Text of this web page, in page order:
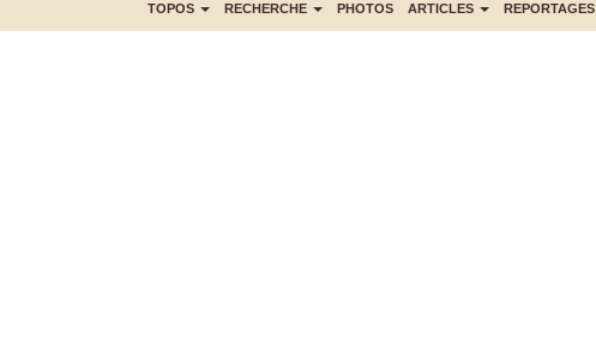
TOPOS RECHERCHE PHOTOS ARTICLES REPORTAGES